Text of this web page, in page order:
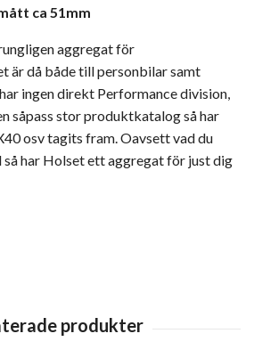
ca 51mm
aggregat för
är då både till personbilar samt
ingen direkt Performance division,
såpass stor produktkatalog så har
osv tagits fram. Oavsett vad du
så har Holset ett aggregat för just dig